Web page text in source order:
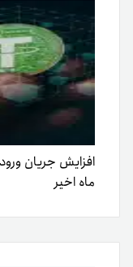
افزایش جریان
ماه اخیر